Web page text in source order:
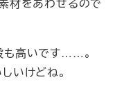
も高いです……。
いけどね。